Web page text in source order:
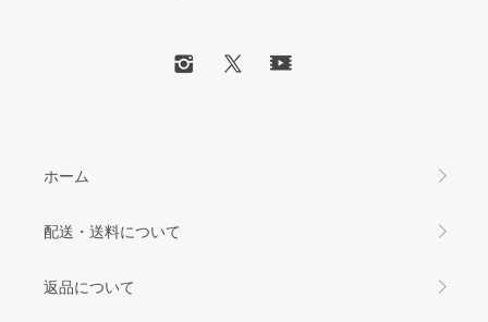
ホーム
配送・送料について
返品について